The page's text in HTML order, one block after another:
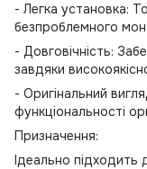
- Легка установка:
безпроблемного
- Довговічність:
завдяки
- Оригінальний
функціональності
Призначення:
Ідеально